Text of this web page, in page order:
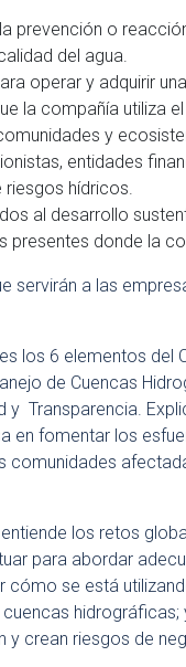
prevención o
del agua.
operar y adquirir
la compañía utiliza
y
entidades
hídricos.
al desarrollo
presentes donde la
servirán a las
los 6 elementos del
de Cuencas
Transparencia.
en fomentar los
comunidades
los retos
para abordar
cómo se está
y crean riesgos de